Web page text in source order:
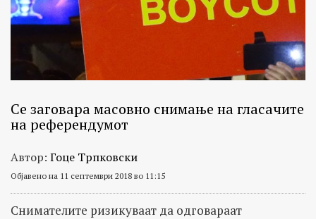
Се заговара масовно снимање на гласачите
на референдумот
Автор: Гоце Трпковски
Објавено на 11 септември 2018 во 11:15
Снимателите ризикуваат да одговараат